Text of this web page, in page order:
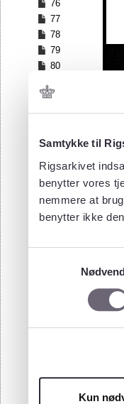
Samtykke til
Rigsarkivet
benytter vores
nemmere at
benytter ikke
Kun
76
77
78
79
80
82
83
85
87
88
89
90
97
100